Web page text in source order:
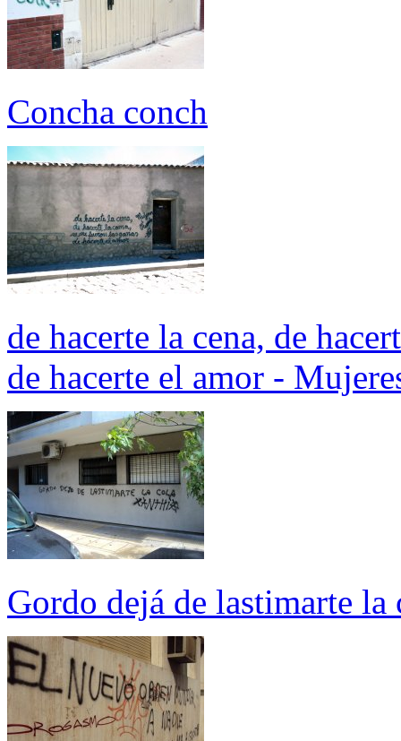
Concha conch
de hacerte la cena, de
de hacerte el amor -
Gordo dejá de lastimarte